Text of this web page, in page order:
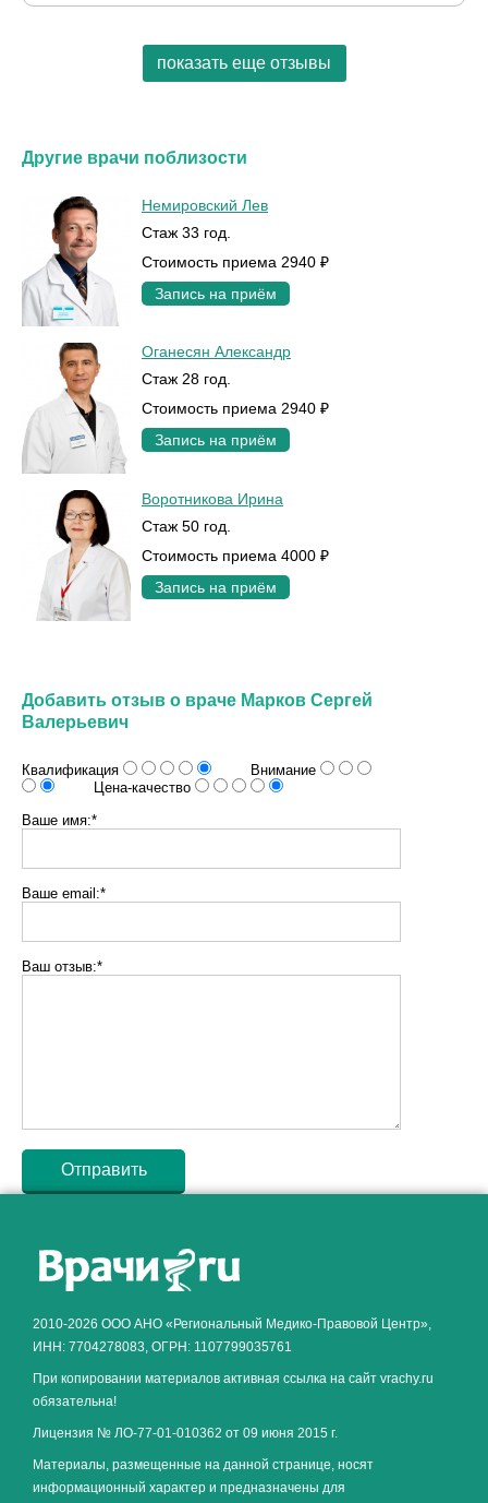
показать еще отзывы
Другие врачи поблизости
Немировский Лев
Стаж 33 год.
Стоимость приема 2940 ₽
Запись на приём
Оганесян Александр
Стаж 28 год.
Стоимость приема 2940 ₽
Запись на приём
Воротникова Ирина
Стаж 50 год.
Стоимость приема 4000 ₽
Запись на приём
Добавить отзыв о враче Марков Сергей
Валерьевич
Квалификация
Внимание
Цена-качество
Ваше имя:*
Ваше email:*
Ваш отзыв:*
2010-2026 ООО АНО «Региональный Медико-Правовой Центр»,
ИНН: 7704278083, ОГРН: 1107799035761
При копировании материалов активная ссылка на сайт vrachy.ru
обязательна!
Лицензия № ЛО-77-01-010362 от 09 июня 2015 г.
Материалы, размещенные на данной странице, носят
информационный характер и предназначены для